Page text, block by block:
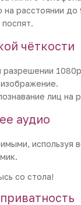
на расстоянии
чёткости
лиц на
аудио
используя
со стола!